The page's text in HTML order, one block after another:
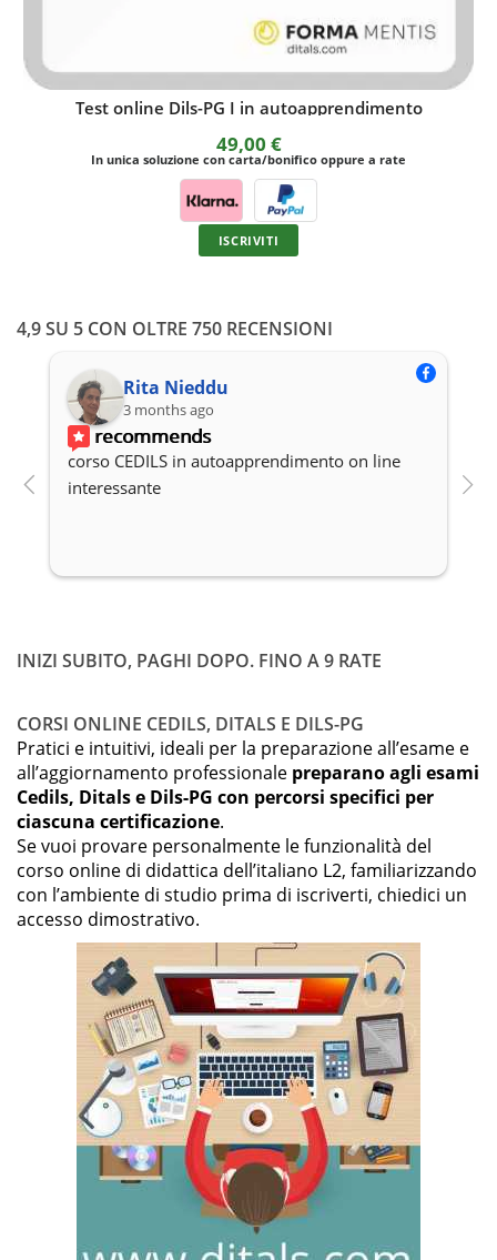
Esercitazioni DITALS II Gold
99,00
In unica soluzione con carta/bonifico oppure a rate
ISCRIVITI
4,9 SU 5 CON OLTRE 750 RECENSIONI
Rita Nieddu
3 months ago
recommends
corso CEDILS in autoapprendimento on line
interessante
INIZI SUBITO, PAGHI DOPO. FINO A 9 RATE
CORSI ONLINE CEDILS, DITALS E DILS-PG
Pratici e intuitivi, ideali per la preparazione all’esame e
all’aggiornamento professionale preparano agli esami
Cedils, Ditals e Dils-PG con percorsi specifici per
ciascuna certificazione.
Se vuoi provare personalmente le funzionalità del
corso online di didattica dell’italiano L2, familiarizzando
con l’ambiente di studio prima di iscriverti, chiedici un
accesso dimostrativo.